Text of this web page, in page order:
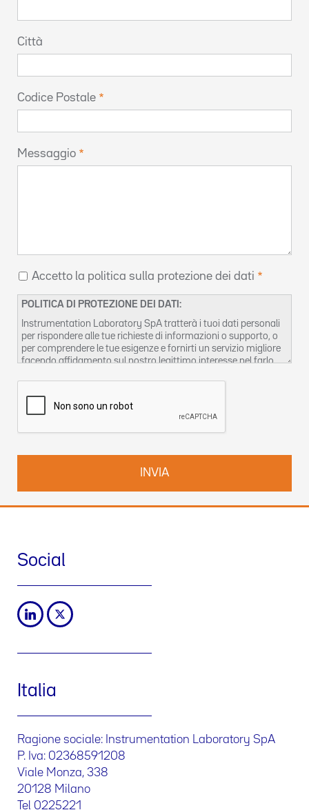
Città
Codice Postale
Messaggio
Accetto la politica sulla protezione dei dati
POLITICA DI PROTEZIONE DEI DATI:
Instrumentation Laboratory SpA tratterà i tuoi dati personali
per rispondere alle tue richieste di informazioni o supporto, o
per comprendere le tue esigenze e fornirti un servizio migliore
facendo affidamento sul nostro legittimo interesse nel farlo.
Informativa privacy
it@werfen.com.
Social
Italia
Ragione sociale: Instrumentation Laboratory SpA
P. Iva: 02368591208
Viale Monza, 338
20128 Milano
Tel 0225221